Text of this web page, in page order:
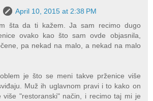
April 10, 2015 at 2:38 PM
šta da ti kažem. Ja sam recimo dugo
ovako kao što sam ovde objasnila,
pa nekad na malo, a nekad na malo
je što se meni takve prženice više
Muž ih uglavnom pravi i to kako on
više "restoranski" način, i recimo taj mi je